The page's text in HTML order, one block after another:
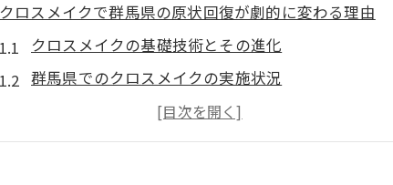
クロスメイクで群馬県の原状回復が劇的に変わる理由
クロスメイクの基礎技術とその進化
群馬県でのクロスメイクの実施状況
従来の壁紙張替えとクロスメイクの違い
クロスメイクによる時間とコストの削減効果